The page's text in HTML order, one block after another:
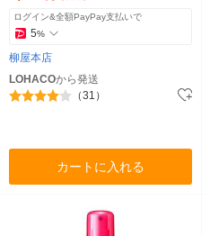
ログイン&全額PayPay支払いで
5%
柳屋本店
LOHACOから発送
（31）
カートに入れる